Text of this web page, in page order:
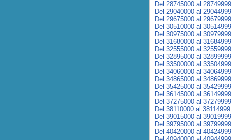
Del 28745000 al 28749999
Del 29040000 al 29044999
Del 29675000 al 29679999
Del 30510000 al 30514999
Del 30975000 al 30979999
Del 31680000 al 31684999
Del 32555000 al 32559999
Del 32895000 al 32899999
Del 33500000 al 33504999
Del 34060000 al 34064999
Del 34865000 al 34869999
Del 35425000 al 35429999
Del 36145000 al 36149999
Del 37275000 al 37279999
Del 38110000 al 38114999
Del 39015000 al 39019999
Del 39795000 al 39799999
Del 40420000 al 40424999